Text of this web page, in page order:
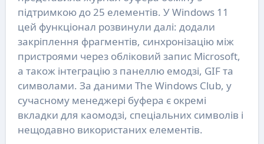
підтримкою до 25 елементів. У Windows 11
цей функціонал розвинули далі: додали
закріплення фрагментів, синхронізацію між
пристроями через обліковий запис Microsoft,
а також інтеграцію з панеллю емодзі, GIF та
символами. За даними The Windows Club, у
сучасному менеджері буфера є окремі
вкладки для каомодзі, спеціальних символів і
нещодавно використаних елементів.